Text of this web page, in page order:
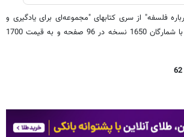
فلسفه" از سری کتابهای "مجموعه‌ای برای یادگیری و
اندیشیدن ویژه نوجوانان" با شمارگان 1650 نسخه در 96 صفحه و به قیمت 1700